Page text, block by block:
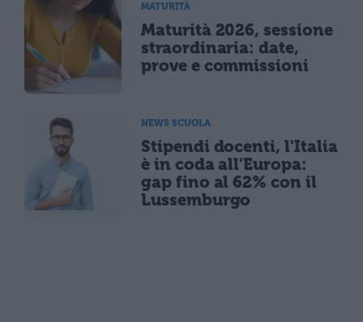
MATURITÀ
Maturità 2026, sessione
straordinaria: date,
prove e commissioni
NEWS SCUOLA
Stipendi docenti, l'Italia
è in coda all'Europa:
gap fino al 62% con il
Lussemburgo